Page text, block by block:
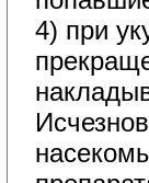
4) при